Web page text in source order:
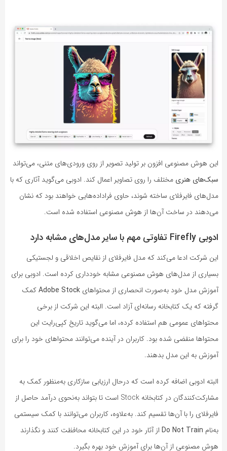
این هوش مصنوعی افزون بر تولید تصویر از روی ورودی‌های متنی، می‌تواند
سبک‌های هنری مختلف را روی تصاویر اعمال کند. ادوبی می‌گوید آثاری که با
مدل‌های فایرفلای ساخته شوند، حاوی فراداده‌هایی خواهند بود که نشان
می‌دهند در ساخت آن‌ها از هوش مصنوعی استفاده شده است.
ادوبی Firefly تفاوتی مهم با سایر مدل‌های مشابه دارد
این شرکت ادعا می‌کند که مدل فایرفلای از نقایص اخلاقی و لجستیکی
بسیاری از مدل‌های هوش مصنوعی مشابه خودداری کرده است. ادوبی برای
آموزش مدل خود به‌صورت انحصاری از محتواهای Adobe Stockکمک
گرفته که یک کتابخانه رسانه‌ای آزاد است. البته این شرکت از برخی
محتواهای عمومی هم استفاده کرده، اما می‌گوید تاریخ کپی‌رایت این
محتواها منقضی شده بود. کاربران در آینده می‌توانند محتواهای خود را برای
آموزش به این مدل بدهند.
البته ادوبی اضافه کرده است که درحال ارزیابی سازکاری به‌منظور کمک به
مشارکت‌کنندگان در کتابخانه Stock است تا بتواند به‌نحوی درآمد حاصل از
فایرفلای را با آن‌ها تقسیم کند. به‌علاوه، کاربران می‌توانند با کمک سیستمی
به‌نام Do Not Train از آثار خود در این کتابخانه محافظت کنند و نگذارند
هوش مصنوعی از آن‌ها برای آموزش خود بهره بگیرد.